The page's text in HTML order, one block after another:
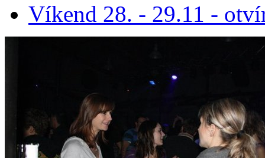
Víkend 28. - 29.11 -